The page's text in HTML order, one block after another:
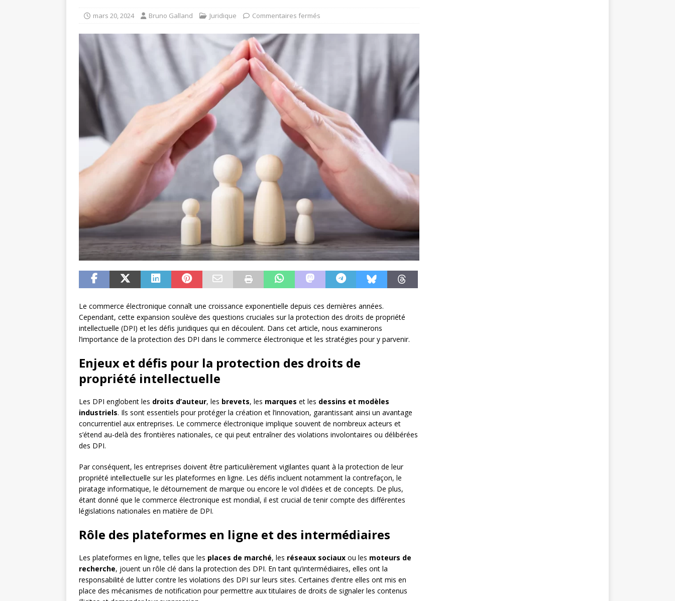
mars 20, 2024 Bruno Galland Juridique Commentaires fermés
Le commerce électronique connaît une croissance exponentielle depuis ces dernières années.
Cependant, cette expansion soulève des questions cruciales sur la protection des droits de propriété
intellectuelle (DPI) et les défis juridiques qui en découlent. Dans cet article, nous examinerons
l’importance de la protection des DPI dans le commerce électronique et les stratégies pour y parvenir.
Enjeux et défis pour la protection des droits de
propriété intellectuelle
Les DPI englobent les droits d’auteur, les brevets, les marques et les dessins et modèles
industriels. Ils sont essentiels pour protéger la création et l’innovation, garantissant ainsi un avantage
concurrentiel aux entreprises. Le commerce électronique implique souvent de nombreux acteurs et
s’étend au-delà des frontières nationales, ce qui peut entraîner des violations involontaires ou délibérées
des DPI.
Par conséquent, les entreprises doivent être particulièrement vigilantes quant à la protection de leur
propriété intellectuelle sur les plateformes en ligne. Les défis incluent notamment la contrefaçon, le
piratage informatique, le détournement de marque ou encore le vol d’idées et de concepts. De plus,
étant donné que le commerce électronique est mondial, il est crucial de tenir compte des différentes
législations nationales en matière de DPI.
Rôle des plateformes en ligne et des intermédiaires
Les plateformes en ligne, telles que les places de marché, les réseaux sociaux ou les moteurs de
recherche, jouent un rôle clé dans la protection des DPI. En tant qu’intermédiaires, elles ont la
responsabilité de lutter contre les violations des DPI sur leurs sites. Certaines d’entre elles ont mis en
place des mécanismes de notification pour permettre aux titulaires de droits de signaler les contenus